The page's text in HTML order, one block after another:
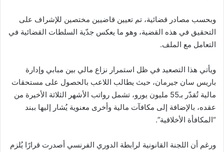
وبحسب مصادر قضائية، تم تعيين قاضيين مختصين للإشراف على
التحقيق في هذه القضية، وهو ما يعكس جدّية السلطات القضائية في
التعامل مع الملف.
ويأتي هذا التصعيد في ظل استمرار نزاع مالي بين مبابي وإدارة
باريس سان جيرمان، حيث يطالب اللاعب بالحصول على مستحقات
مالية تُقدّر بـ55 مليون يورو، تشمل رواتب الأشهر الثلاثة الأخيرة من
عقده، بالإضافة إلى مكافآت مالية وأخرى معنوية يُشار إليها ببند
“المكافأة الأخلاقية”.
ورغم أن اللجنة القانونية لرابطة الدوري الفرنسي أصدرت قرارًا يُلزم